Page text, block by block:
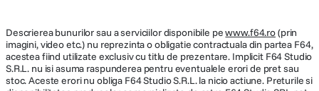
Descrierea bunurilor sau a serviciilor disponibile pewww.f64.ro(prin
imagini, video etc.) nu reprezinta o obligatie contractuala din partea F64,
acestea fiind utilizate exclusiv cu titlu de prezentare. Implicit F64 Studio
S.R.L. nu isi asuma raspunderea pentru eventualele erori de pret sau
stoc. Aceste erori nu obliga F64 Studio S.R.L. la nicio actiune. Preturile si